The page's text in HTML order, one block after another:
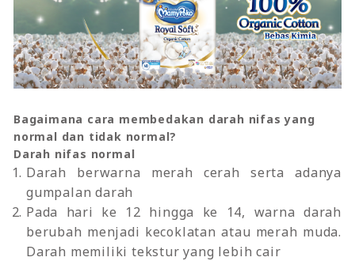
Bagaimana cara membedakan darah nifas yang
normal dan tidak normal?
Darah nifas normal
Darah berwarna merah cerah serta adanya
gumpalan darah
Pada hari ke 12 hingga ke 14, warna darah
berubah menjadi kecoklatan atau merah muda.
Darah memiliki tekstur yang lebih cair